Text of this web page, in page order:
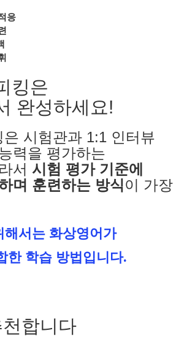
응
킹은
완성하세요!
시험관과 1:1 인터뷰
력을 평가하는
서 시험 평가 기준에
며 훈련하는 방식이 가장
해서는 화상영어가
한 학습 방법입니다.
합니다